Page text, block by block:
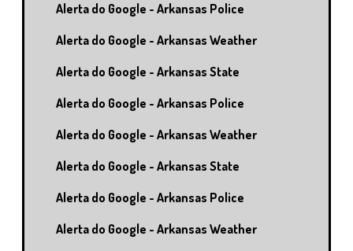
Alerta do Google - Arkansas Police
Alerta do Google - Arkansas Weather
Alerta do Google - Arkansas State
Alerta do Google - Arkansas Police
Alerta do Google - Arkansas Weather
Alerta do Google - Arkansas State
Alerta do Google - Arkansas Police
Alerta do Google - Arkansas Weather